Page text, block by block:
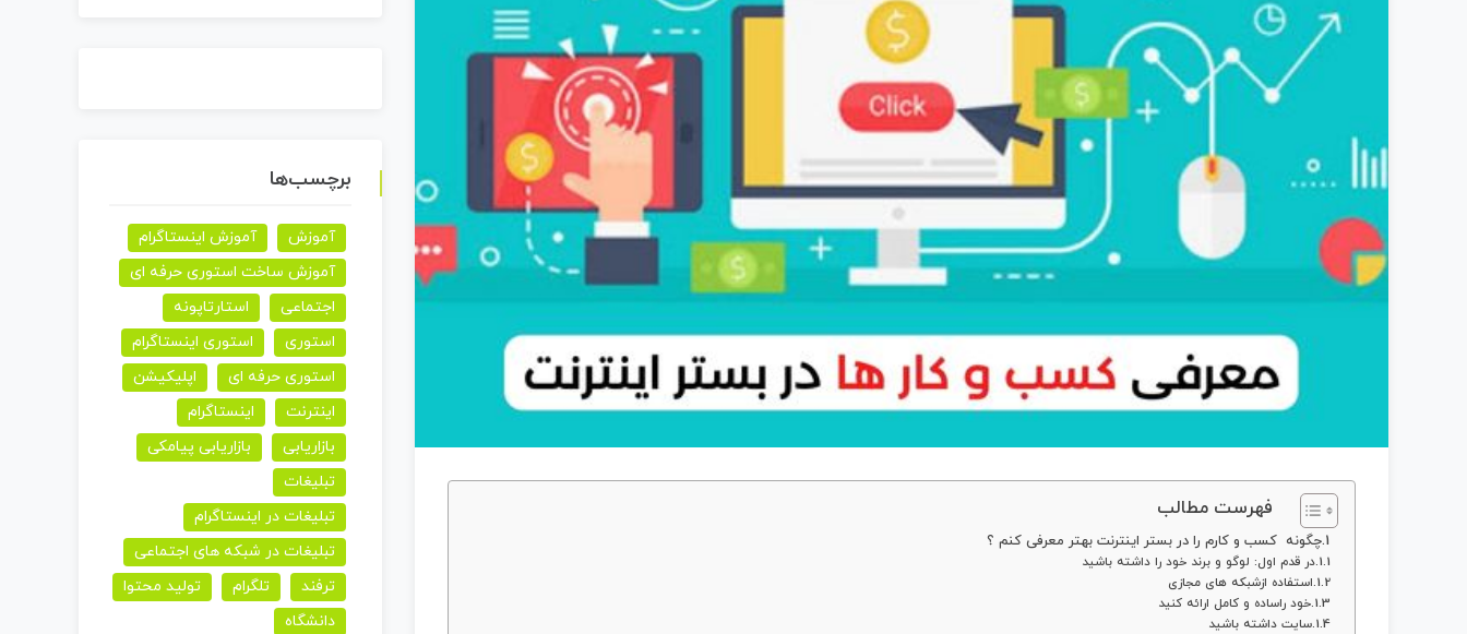
فهرست مطالب
چگونه کسب و کارم را در بستر اینترنت بهتر معرفی کنم ؟
در قدم اول: لوگو و برند خود را داشته باشید
استفاده ازشبکه های مجازی
خود راساده و کامل ارائه کنید
سایت داشته باشید
برچسب‌ها
آموزش
آموزش اینستاگرام
آموزش ساخت استوری حرفه ای
اجتماعی
استارتاپونه
استوری
استوری اینستاگرام
استوری حرفه ای
اپلیکیشن
اینترنت
اینستاگرام
بازاریابی
بازاریابی پیامکی
تبلیغات
تبلیغات در اینستاگرام
تبلیغات در شبکه های اجتماعی
ترفند
تلگرام
تولید محتوا
دانشگاه